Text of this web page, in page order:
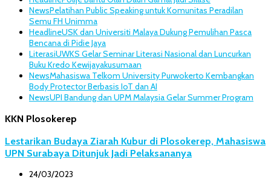
NewsPelatihan Public Speaking untuk Komunitas Peradilan
Semu FH Unimma
HeadlineUSK dan Universiti Malaya Dukung Pemulihan Pasca
Bencana di Pidie Jaya
LiterasiUWKS Gelar Seminar Literasi Nasional dan Luncurkan
Buku Kredo Kewijayakusumaan
NewsMahasiswa Telkom University Purwokerto Kembangkan
Body Protector Berbasis IoT dan AI
NewsUPI Bandung dan UPM Malaysia Gelar Summer Program
KKN Plosokerep
Lestarikan Budaya Ziarah Kubur di Plosokerep, Mahasiswa
UPN Surabaya Ditunjuk Jadi Pelaksananya
24/03/2023